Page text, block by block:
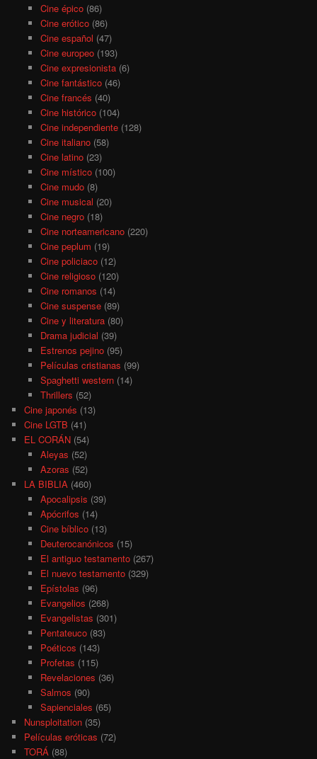
Cine épico(86)
Cine erótico(86)
Cine español (47)
Cine europeo(193)
Cine expresionista(6)
Cine fantástico(46)
Cine francés (40)
Cine histórico(104)
Cine independiente(128)
Cine italiano(58)
Cine latino(23)
Cine místico(100)
Cine mudo(8)
Cine musical (20)
Cine negro(18)
Cine norteamericano(220)
Cine peplum (19)
Cine policiaco(12)
Cine religioso(120)
Cine romanos (14)
Cine suspense(89)
Cine y literatura(80)
Drama judicial (39)
Estrenos pejino(95)
Películas cristianas (99)
Spaghetti western(14)
Thrillers (52)
Cine japonés (13)
Cine LGTB (41)
EL CORÁN (54)
Aleyas (52)
Azoras (52)
LA BIBLIA (460)
Apocalipsis (39)
Apócrifos (14)
Cine bíblico(13)
Deuterocanónicos (15)
El antiguo testamento(267)
El nuevo testamento(329)
Epístolas (96)
Evangelios (268)
Evangelistas (301)
Pentateuco(83)
Poéticos (143)
Profetas (115)
Revelaciones (36)
Salmos (90)
Sapienciales (65)
Nunsploitation (35)
Películas eróticas (72)
TORÁ (88)